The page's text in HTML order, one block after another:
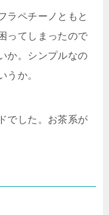
ラペチーノともと
ってしまったので
か。シンプルなの
うか。
でした。お茶系が